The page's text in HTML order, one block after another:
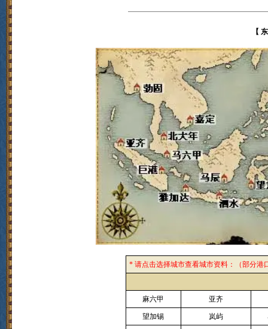
【
* 请点击选择城市查看城市资料：（部分港
麻六甲 亚齐
望加锡 岚屿